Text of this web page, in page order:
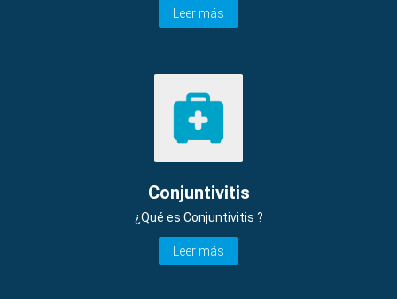
Leer más
Conjuntivitis
¿Qué es Conjuntivitis ?
Leer más